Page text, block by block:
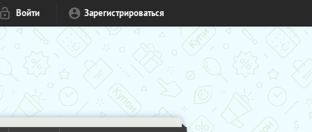
Войти Зарегистрироваться